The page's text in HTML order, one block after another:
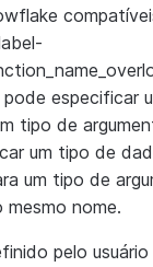
pode especificar
tipo de
um tipo de
um tipo de
nome.
pelo